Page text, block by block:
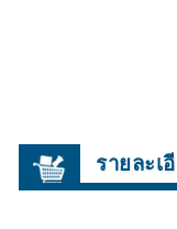
รายละเ